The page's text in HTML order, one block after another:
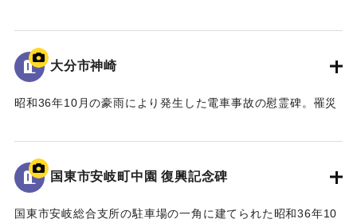
ど応急工事を行っている。
【出典：大分合同新聞 1961年10月26日夕刊3面】
｜固有コード: 00679045
大分市神崎
昭和36年10月の豪雨により発生した電車事故の慰霊碑。罹災
｜固有コード:
国東市安岐町中園 復興記念碑
国東市安岐総合支所の駐車場の一角に建てられた昭和36年10